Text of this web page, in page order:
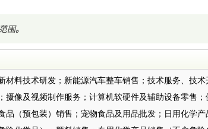
围。
材料技术研发；新能源汽车整车销售；技术服务、技
摄像及视频制作服务；计算机软硬件及辅助设备零售
品（预包装）销售；宠物食品及用品批发；日用化学